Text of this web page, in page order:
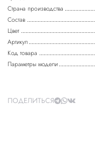
Страна производства
Состав
Цвет
Артикул
Код товара
Параметры модели
ПОДЕЛИТЬСЯ